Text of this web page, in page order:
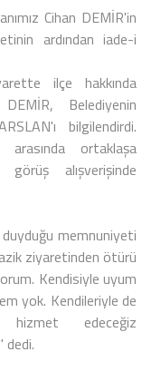
Cihan DEMİR'in
ardından iade-i
ilçe hakkında
Belediyenin
bilgilendirdi.
ortaklaşa
görüş alışverişinde
memnuniyeti
ziyaretinden ötürü
Kendisiyle uyum
yok. Kendileriyle de
edeceğiz
dedi.